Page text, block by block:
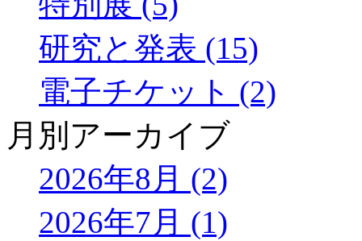
研究と発表 (15)
電子チケット (2)
月別アーカイブ
2026年8月 (2)
2026年7月 (1)